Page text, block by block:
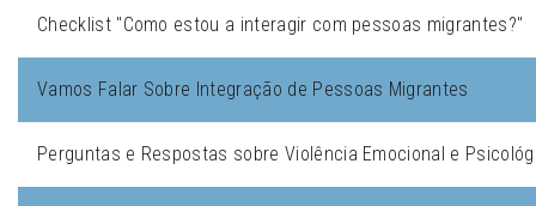
Checklist "Como estou a interagir com pessoas migrantes?"
Vamos Falar Sobre Integração de Pessoas Migrantes
Perguntas e Respostas sobre Violência Emocional e